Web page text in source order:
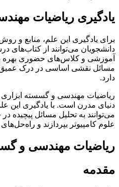
یادگیری ریاضیات
برای یادگیری این علم، منابع و
دانشجویان می‌توانند از کتاب‌های
آموزشی و کلاس‌های حضوری بهره
مسائل نقشی اساسی در درک عمیق
دارد.
ریاضیات مهندسی و گسسته ابزاری
دنیای مدرن است. با یادگیری این
می‌توانند به تحلیل مسائل پیچیده
علوم کامپیوتر بپردازند و راه‌حل‌های
ریاضیات مهندسی و
مقدمه